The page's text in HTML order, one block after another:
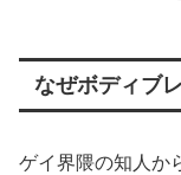
なぜボディブ
ゲイ界隈の知人か